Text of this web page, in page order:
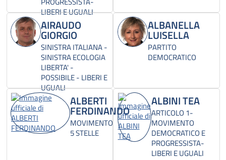
LIBERI E UGUALI
AIRAUDO
GIORGIO
SINISTRA ITALIANA -
SINISTRA ECOLOGIA
LIBERTA' -
POSSIBILE - LIBERI E
UGUALI
ALBANELLA
LUISELLA
PARTITO
DEMOCRATICO
ALBERTI
FERDINANDO
MOVIMENTO
5 STELLE
ALBINI TEA
ARTICOLO 1-
MOVIMENTO
DEMOCRATICO E
PROGRESSISTA-
LIBERI E UGUALI